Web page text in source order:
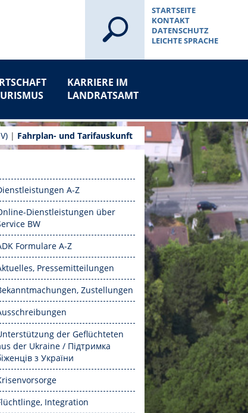
STARTSEITE
KONTAKT
DATENSCHUTZ
LEICHTE SPRACHE
KARRIERE IM
LANDRATSAMT
| Fahrplan- und Tarifauskunft
A-Z
Dienstleistungen über
BW
Formulare A-Z
Pressemitteilungen
Zustellungen
der Geflüchteten
der Ukraine / Підтримка
з України
Integration